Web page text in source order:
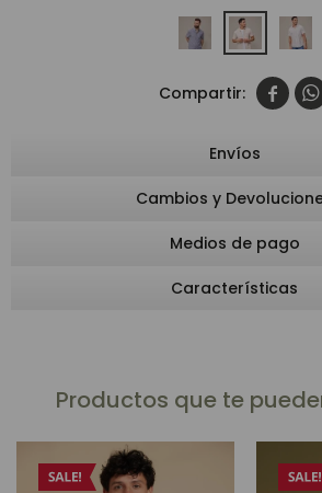
 
Envíos
Cambios y
Medios de pago
Características
Productos que te